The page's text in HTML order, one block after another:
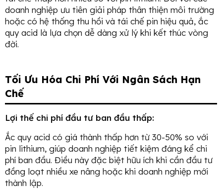
doanh nghiệp ưu tiên giải pháp thân thiện môi trường
hoặc có hệ thống thu hồi và tái chế pin hiệu quả, ắc
quy acid là lựa chọn dễ dàng xử lý khi kết thúc vòng
đời.
Tối Ưu Hóa Chi Phí Với Ngân Sách Hạn
Chế
Lợi thế chi phí đầu tư ban đầu thấp:
Ắc quy acid có giá thành thấp hơn từ 30-50% so với
pin lithium, giúp doanh nghiệp tiết kiệm đáng kể chi
phí ban đầu. Điều này đặc biệt hữu ích khi cần đầu tư
đồng loạt nhiều xe nâng hoặc khi doanh nghiệp mới
thành lập.